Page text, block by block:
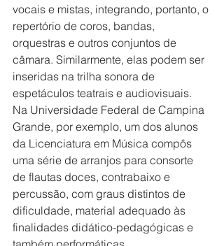
vocais e mistas, integrando, portanto, o
repertório de coros, bandas,
orquestras e outros conjuntos de
câmara. Similarmente, elas podem ser
inseridas na trilha sonora de
espetáculos teatrais e audiovisuais.
Na Universidade Federal de Campina
Grande, por exemplo, um dos alunos
da Licenciatura em Música compôs
uma série de arranjos para consorte
de flautas doces, contrabaixo e
percussão, com graus distintos de
dificuldade, material adequado às
finalidades didático-pedagógicas e